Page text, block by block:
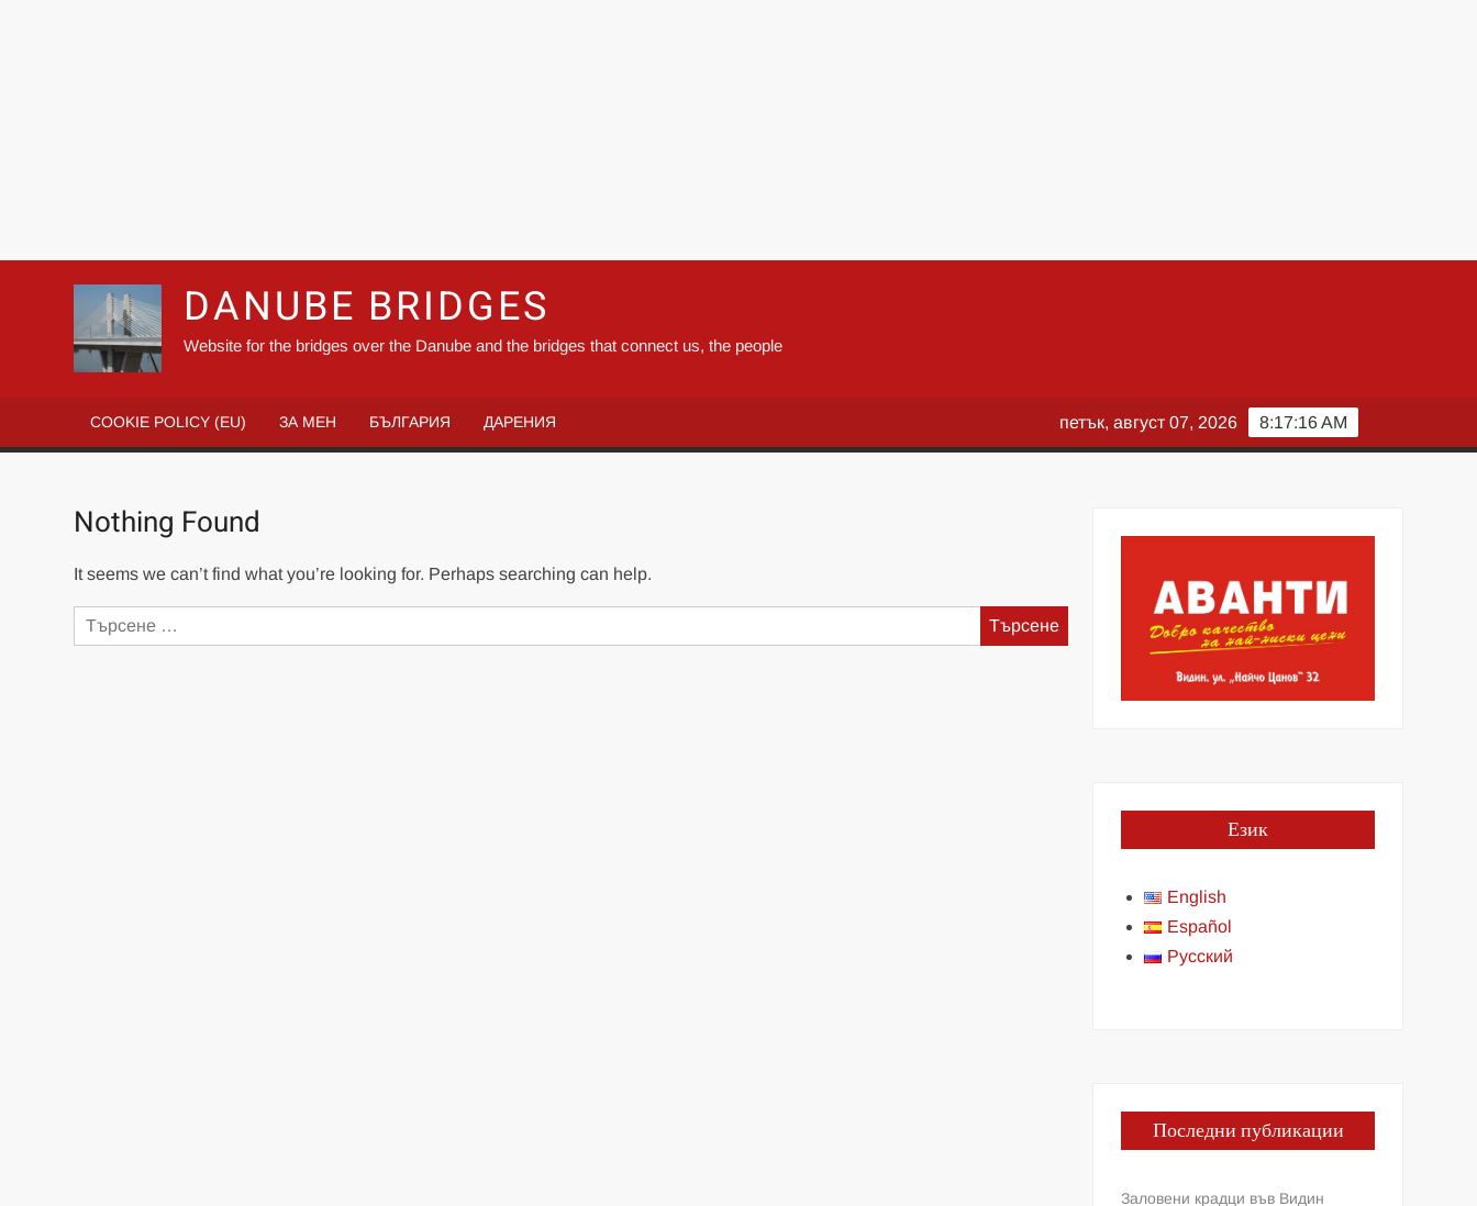
DANUBE BRIDGES
Website for the bridges over the Danube and the bridges that connect us, the people
COOKIE POLICY (EU) ЗА МЕН БЪЛГАРИЯ ДАРЕНИЯ 8:17:17 AM
петък, август 07, 2026
Nothing Found
It seems we can’t find what you’re looking for. Perhaps searching can help.
Търсене
за:
Език
English
Español
Русский
Последни публикации
Заловени крадци във Видин